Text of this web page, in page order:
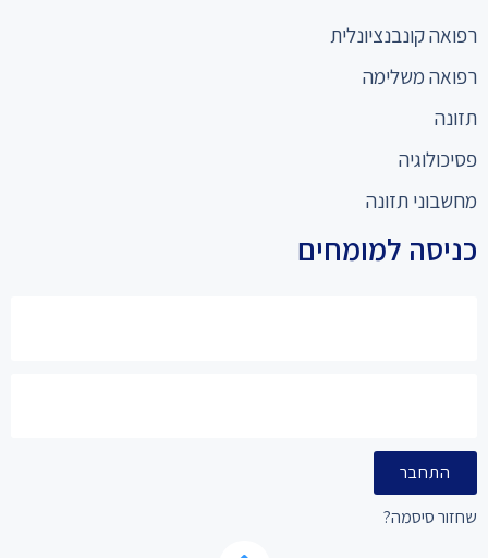
רפואה קונבנציונלית
רפואה משלימה
תזונה
פסיכולוגיה
מחשבוני תזונה
כניסה למומחים
התחבר
שחזור סיסמה?